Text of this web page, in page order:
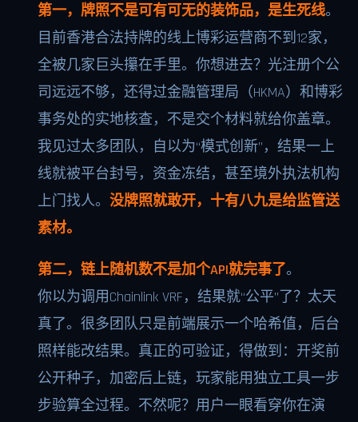
第一，牌照不是可有可无的装饰品，是生死线。
目前香港合法持牌的线上博彩运营商不到12家，
全被几家巨头攥在手里。你想进去？光注册个公
司远远不够，还得过金融管理局（HKMA）和博彩
事务处的实地核查，不是交个材料就给你盖章。
我见过太多团队，自以为“模式创新”，结果一上
线就被平台封号，资金冻结，甚至境外执法机构
上门找人。 没牌照就敢开，十有八九是给监管送
素材。
第二，链上随机数不是加个API就完事了。
你以为调用Chainlink VRF，结果就“公平”了？太天
真了。很多团队只是前端展示一个哈希值，后台
照样能改结果。真正的可验证，得做到：开奖前
公开种子，加密后上链，玩家能用独立工具一步
步验算全过程。不然呢？用户一眼看穿你在演